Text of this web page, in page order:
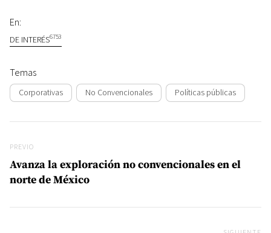
En:
DE INTERÉS6753
Temas
Corporativas No Convencionales Políticas públicas
Previo
PREVIO
Avanza la exploración no convencionales en el
norte de México